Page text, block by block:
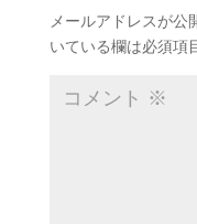
メールアドレスが公
いている欄は必須項